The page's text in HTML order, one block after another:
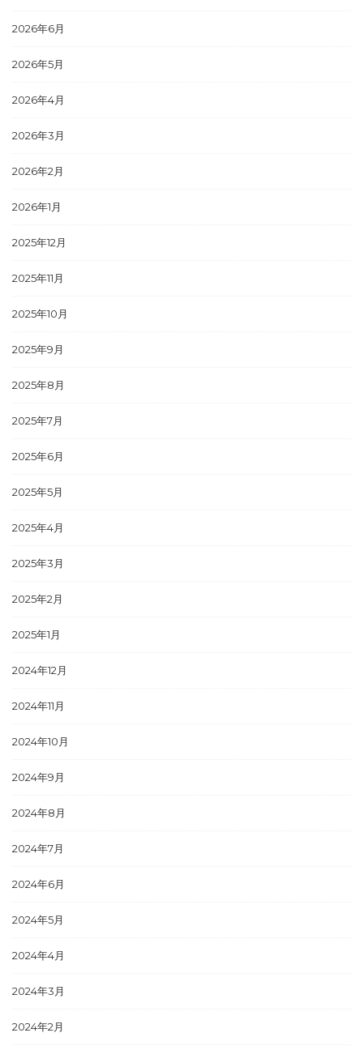
2026年6月
2026年5月
2026年4月
2026年3月
2026年2月
2026年1月
2025年12月
2025年11月
2025年10月
2025年9月
2025年8月
2025年7月
2025年6月
2025年5月
2025年4月
2025年3月
2025年2月
2025年1月
2024年12月
2024年11月
2024年10月
2024年9月
2024年8月
2024年7月
2024年6月
2024年5月
2024年4月
2024年3月
2024年2月